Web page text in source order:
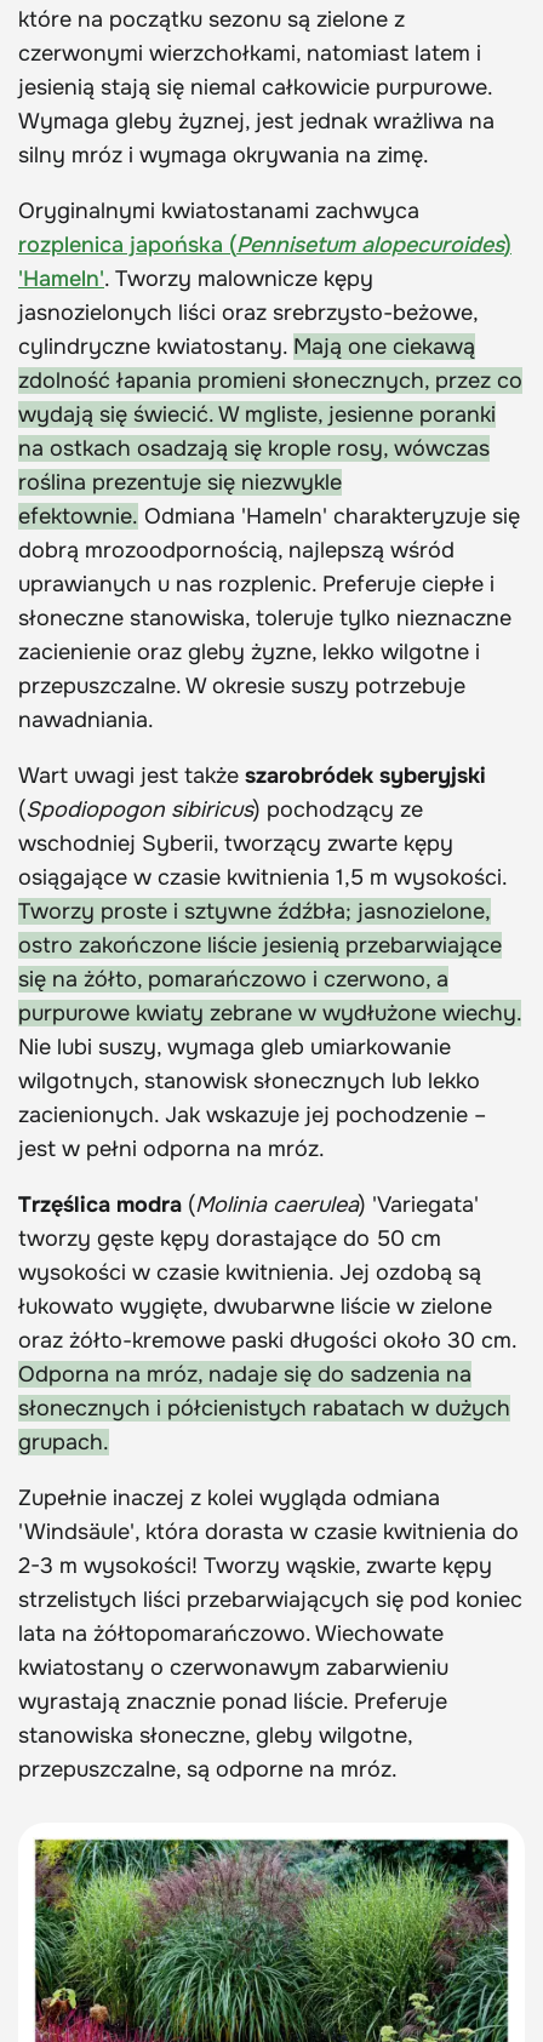
które na początku sezonu są zielone z
czerwonymi wierzchołkami, natomiast latem i
jesienią stają się niemal całkowicie purpurowe.
Wymaga gleby żyznej, jest jednak wrażliwa na
silny mróz i wymaga okrywania na zimę.
Oryginalnymi kwiatostanami zachwyca
rozplenica japońska (Pennisetum alopecuroides)
'Hameln'. Tworzy malownicze kępy
jasnozielonych liści oraz srebrzysto-beżowe,
cylindryczne kwiatostany. Mają one ciekawą
zdolność łapania promieni słonecznych, przez co
wydają się świecić. W mgliste, jesienne poranki
na ostkach osadzają się krople rosy, wówczas
roślina prezentuje się niezwykle
efektownie. Odmiana 'Hameln' charakteryzuje się
dobrą mrozoodpornością, najlepszą wśród
uprawianych u nas rozplenic. Preferuje ciepłe i
słoneczne stanowiska, toleruje tylko nieznaczne
zacienienie oraz gleby żyzne, lekko wilgotne i
przepuszczalne. W okresie suszy potrzebuje
nawadniania.
Wart uwagi jest także szarobródek syberyjski
(Spodiopogon sibiricus) pochodzący ze
wschodniej Syberii, tworzący zwarte kępy
osiągające w czasie kwitnienia 1,5 m wysokości.
Tworzy proste i sztywne źdźbła; jasnozielone,
ostro zakończone liście jesienią przebarwiające
się na żółto, pomarańczowo i czerwono, a
purpurowe kwiaty zebrane w wydłużone wiechy.
Nie lubi suszy, wymaga gleb umiarkowanie
wilgotnych, stanowisk słonecznych lub lekko
zacienionych. Jak wskazuje jej pochodzenie –
jest w pełni odporna na mróz.
Trzęślica modra (Molinia caerulea) 'Variegata'
tworzy gęste kępy dorastające do 50 cm
wysokości w czasie kwitnienia. Jej ozdobą są
łukowato wygięte, dwubarwne liście w zielone
oraz żółto-kremowe paski długości około 30 cm.
Odporna na mróz, nadaje się do sadzenia na
słonecznych i półcienistych rabatach w dużych
grupach.
Zupełnie inaczej z kolei wygląda odmiana
'Windsäule', która dorasta w czasie kwitnienia do
2-3 m wysokości! Tworzy wąskie, zwarte kępy
strzelistych liści przebarwiających się pod koniec
lata na żółtopomarańczowo. Wiechowate
kwiatostany o czerwonawym zabarwieniu
wyrastają znacznie ponad liście. Preferuje
stanowiska słoneczne, gleby wilgotne,
przepuszczalne, są odporne na mróz.